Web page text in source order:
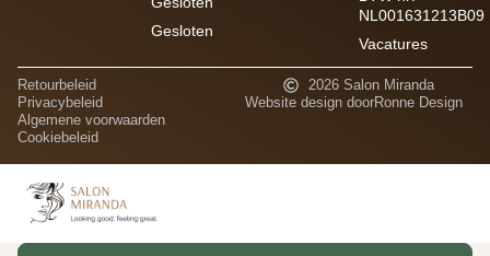
Gesloten
NL001631213B09
Vacatures
2026 Salon Miranda
Website design doorRonne Design
Retourbeleid
Privacybeleid
Algemene voorwaarden
Cookiebeleid